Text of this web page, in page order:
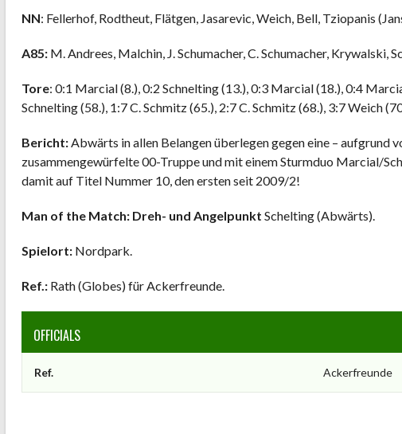
NN: Fellerhof, Rodtheut, Flätgen, Jasarevic, Weich, Bell, Tziopanis
A85: M. Andrees, Malchin, J. Schumacher, C. Schumacher, Krywalski,
Tore: 0:1 Marcial (8.), 0:2 Schnelting (13.), 0:3 Marcial (18.), 0:4
Schnelting (58.), 1:7 C. Schmitz (65.), 2:7 C. Schmitz (68.), 3:7 Weich
Bericht: Abwärts in allen Belangen überlegen gegen eine – aufgrund
zusammengewürfelte 00-Truppe und mit einem Sturmduo Marcial/
damit auf Titel Nummer 10, den ersten seit 2009/2!
Man of the Match: Dreh- und Angelpunkt Schelting (Abwärts).
Spielort: Nordpark.
Ref.: Rath (Globes) für Ackerfreunde.
OFFICIALS
Ref. Ackerfreunde